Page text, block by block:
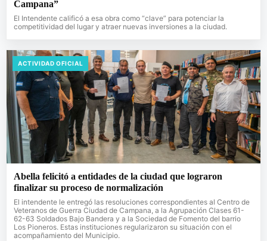
Campana”
El Intendente calificó a esa obra como “clave” para potenciar la
competitividad del lugar y atraer nuevas inversiones a la ciudad.
ACTIVIDAD OFICIAL
Abella felicitó a entidades de la ciudad que lograron
finalizar su proceso de normalización
El intendente le entregó las resoluciones correspondientes al Centro de
Veteranos de Guerra Ciudad de Campana, a la Agrupación Clases 61-
62-63 Soldados Bajo Bandera y a la Sociedad de Fomento del barrio
Los Pioneros. Estas instituciones regularizaron su situación con el
acompañamiento del Municipio.